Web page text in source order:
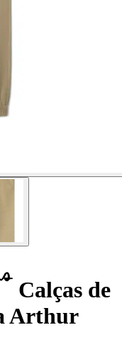
Calças de
Arthur